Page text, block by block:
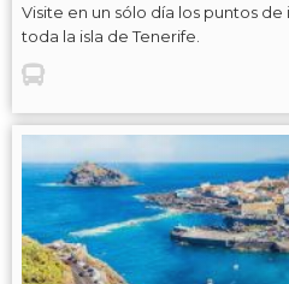
Visite en un sólo día los puntos
toda la isla de Tenerife.